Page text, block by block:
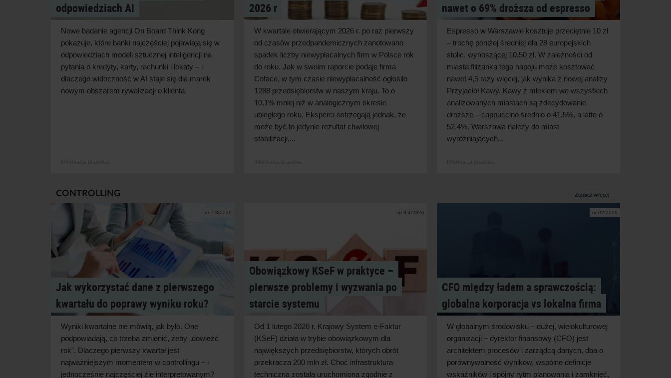
odpowiedziach AI
Nowe badanie agencji On Board Think Kong
pokazuje, które banki najczęściej pojawiają się w
odpowiedziach modeli sztucznej inteligencji na
pytania o kredyty, karty, rachunki i lokaty – i
dlaczego widoczność w AI staje się dla marek
nowym obszarem rywalizacji o klienta.
2026 r
W kwartale otwierającym 2026 r. po raz pierwszy
od czasów przedpandemicznych zanotowano
spadek liczby niewypłacalnych firm w Polsce rok
do roku. Jak w swoim raporcie podaje firma
Coface, w tym czasie niewypłacalność ogłosiło
1288 przedsiębiorstw w naszym kraju. To o
10,1% mniej niż w analogicznym okresie
ubiegłego roku. Eksperci ostrzegają jednak, że
może być to jedynie rezultat chwilowej
stabilizacji,...
nawet o 69% droższa od espresso
Espresso w Warszawie kosztuje przeciętnie 10 zł
– trochę poniżej średniej dla 28 europejskich
stolic, wynoszącej 10,50 zł. W zależności od
miasta filiżanka tego napoju może kosztować
nawet 4,5 razy więcej, jak wynika z nowej analizy
Przyjaciół Kawy. Kawy z mlekiem we wszystkich
analizowanych miastach są zdecydowanie
droższe – cappuccino średnio o 41,5%, a latte o
52,4%. Warszawa należy do miast
wyróżniających...
CONTROLLING Zobacz więcej
nr 7-8/2026
Jak wykorzystać dane z pierwszego
kwartału do poprawy wyniku roku?
Wyniki kwartalne nie mówią, jak było. One
podpowiadają, co trzeba zmienić, żeby „dowieźć
rok”. Dlaczego pierwszy kwartał jest
najważniejszym momentem w controllingu – i
jednocześnie najczęściej źle interpretowanym?
nr 3-4/2026
Obowiązkowy KSeF w praktyce –
pierwsze problemy i wyzwania po
starcie systemu
Od 1 lutego 2026 r. Krajowy System e-Faktur
(KSeF) działa w trybie obowiązkowym dla
największych przedsiębiorstw, których obrót
przekracza 200 mln zł. Choć infrastruktura
techniczna została uruchomiona zgodnie z
nr 02/2026
CFO między ładem a sprawczością:
globalna korporacja vs lokalna firma
W globalnym środowisku – dużej, wielokulturowej
organizacji – dyrektor finansowy (CFO) jest
architektem procesów i zarządcą danych, dba o
porównywalność wyników, wspólne definicje
wskaźników i spójny rytm planowania i zamknięć,